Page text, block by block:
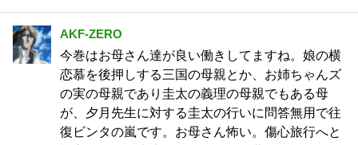
AKF-ZERO
今巻はお母さん達が良い働きしてますね。娘の横
恋慕を後押しする三国の母親とか、お姉ちゃんズ
の実の母親であり圭太の義理の母親でもある母
が、夕月先生に対する圭太の行いに問答無用で往
復ビンタの嵐です。お母さん怖い。傷心旅行へと